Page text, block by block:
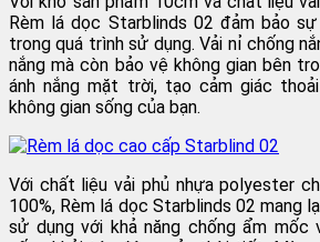
Rèm lá dọc Starblinds 02 đảm bảo
trong quá trình sử dụng. Vải nỉ chống
nắng mà còn bảo vệ không gian bên
ánh nắng mặt trời, tạo cảm giác
không gian sống của bạn.
Với chất liệu vải phủ nhựa polyester
100%, Rèm lá dọc Starblinds 02 mang
sử dụng với khả năng chống ẩm mốc